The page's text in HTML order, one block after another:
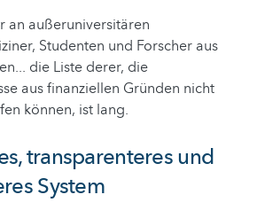
an außeruniversitären
Studenten und Forscher aus
die Liste derer, die
aus finanziellen Gründen nicht
können, ist lang.
transparenteres und
System